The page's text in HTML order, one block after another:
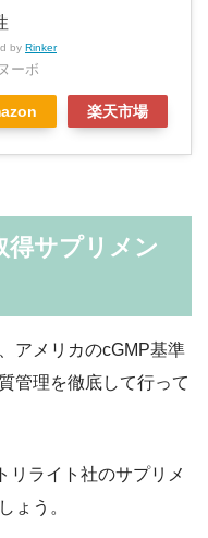
by Rinker
ーボ
楽天市場
得サプリメン
アメリカのcGMP基準
管理を徹底して行って
リライト社のサプリメ
ょう。